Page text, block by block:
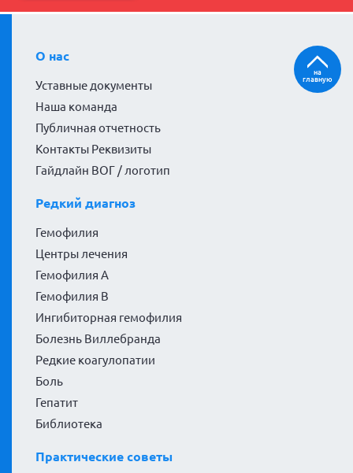
О нас
Уставные документы
Наша команда
Публичная отчетность
Контакты Реквизиты
Гайдлайн ВОГ / логотип
Редкий диагноз
Гемофилия
Центры лечения
Гемофилия А
Гемофилия В
Ингибиторная гемофилия
Болезнь Виллебранда
Редкие коагулопатии
Боль
Гепатит
Библиотека
Практические советы
на
главную